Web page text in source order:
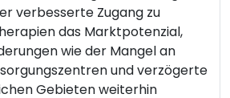
verbesserte Zugang zu
das Marktpotenzial,
wie der Mangel an
und verzögerte
Gebieten weiterhin